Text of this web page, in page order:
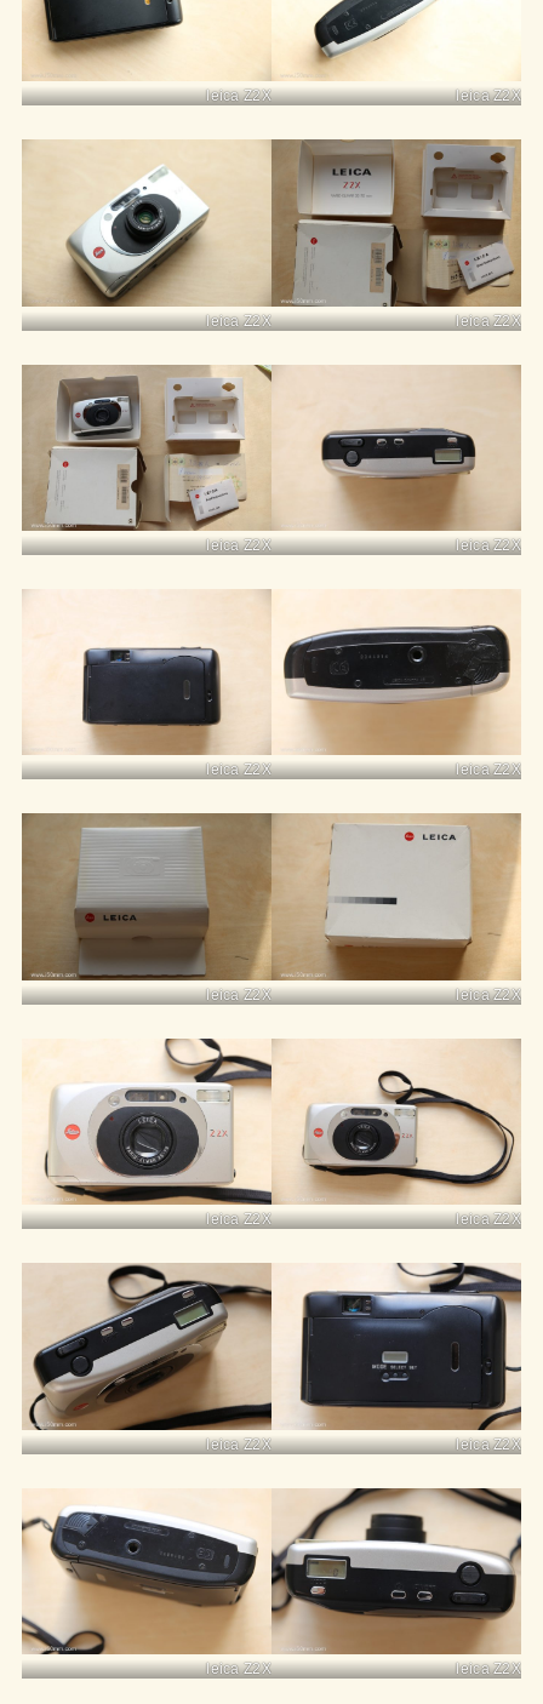
leica Z2X leica Z2X
leica Z2X leica Z2X
leica Z2X leica Z2X
leica Z2X leica Z2X
leica Z2X leica Z2X
leica Z2X leica Z2X
leica Z2X leica Z2X
leica Z2X leica Z2X